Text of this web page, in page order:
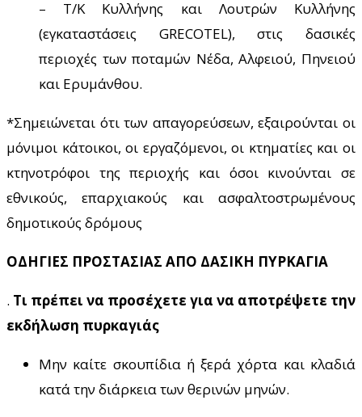
– Τ/Κ Κυλλήνης και Λουτρών Κυλλήνης
(εγκαταστάσεις GRECOTEL), στις δασικές
περιοχές των ποταμών Νέδα, Αλφειού, Πηνειού
και Ερυμάνθου.
*Σημειώνεται ότι των απαγορεύσεων, εξαιρούνται οι
μόνιμοι κάτοικοι, οι εργαζόμενοι, οι κτηματίες και οι
κτηνοτρόφοι της περιοχής και όσοι κινούνται σε
εθνικούς, επαρχιακούς και ασφαλτοστρωμένους
δημοτικούς δρόμους
ΟΔΗΓΙΕΣ ΠΡΟΣΤΑΣΙΑΣ ΑΠΟ ΔΑΣΙΚΗ ΠΥΡΚΑΓΙΑ
. Τι πρέπει να προσέχετε για να αποτρέψετε την
εκδήλωση πυρκαγιάς
Μην καίτε σκουπίδια ή ξερά χόρτα και κλαδιά
κατά την διάρκεια των θερινών μηνών.